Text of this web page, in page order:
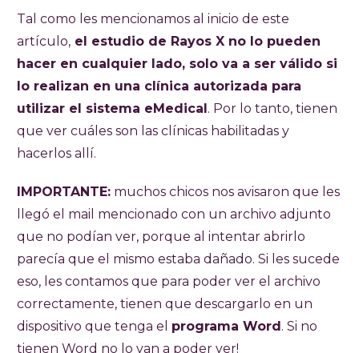
Tal como les mencionamos al inicio de este
artículo, el estudio de Rayos X no lo pueden
hacer en cualquier lado, solo va a ser válido si
lo realizan en una clínica autorizada para
utilizar el sistema eMedical. Por lo tanto, tienen
que ver cuáles son las clínicas habilitadas y
hacerlos allí.
IMPORTANTE: muchos chicos nos avisaron que les
llegó el mail mencionado con un archivo adjunto
que no podían ver, porque al intentar abrirlo
parecía que el mismo estaba dañado. Si les sucede
eso, les contamos que para poder ver el archivo
correctamente, tienen que descargarlo en un
dispositivo que tenga el programa Word. Si no
tienen Word no lo van a poder ver!